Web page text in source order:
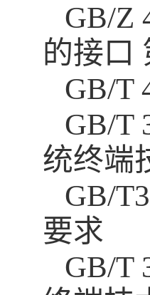
GB/Z
的接口
GB/T
GB/T
统终端
GB/
要求
GB/T